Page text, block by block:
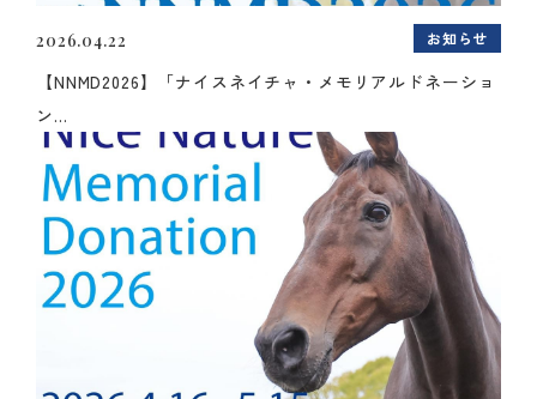
2026.04.22 お知らせ
【NNMD2026】「ナイスネイチャ・メモリアルドネーショ
ン...